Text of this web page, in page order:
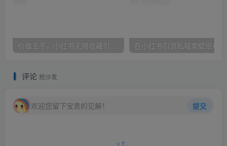
价值五千，小红书无限收藏引流创业粉，附采集协议【揭秘】
评论 抢沙发
欢迎您留下宝贵的见解！ 提交